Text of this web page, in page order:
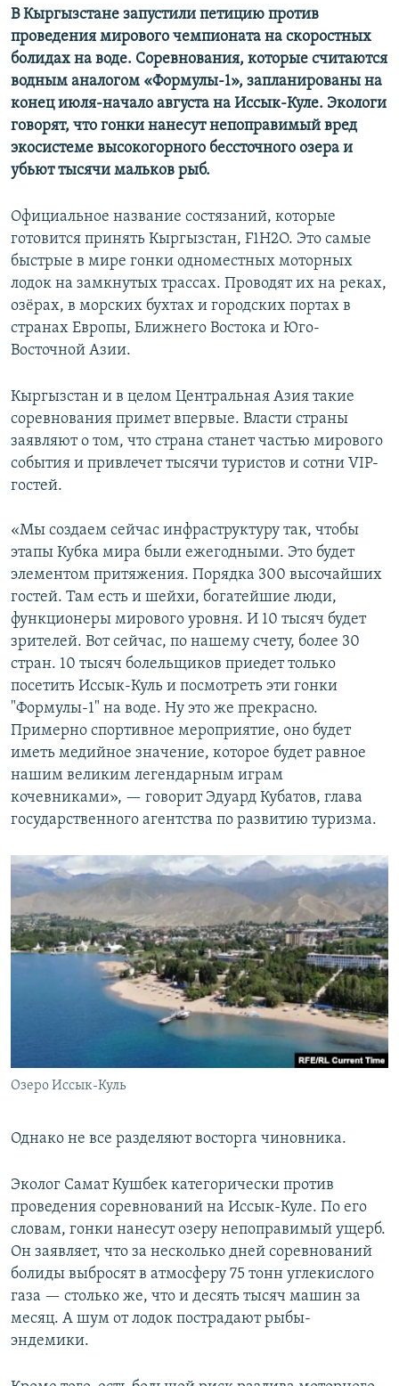
240p
720p 1080p
480p
720p
1080p
В Кыргызстане запустили петицию против
проведения мирового чемпионата на скоростных
болидах на воде. Соревнования, которые считаются
водным аналогом «Формулы-1», запланированы на
конец июля-начало августа на Иссык-Куле. Экологи
говорят, что гонки нанесут непоправимый вред
экосистеме высокогорного бессточного озера и
убьют тысячи мальков рыб.
Официальное название состязаний, которые
готовится принять Кыргызстан, F1H2O. Это самые
быстрые в мире гонки одноместных моторных
лодок на замкнутых трассах. Проводят их на реках,
озёрах, в морских бухтах и городских портах в
странах Европы, Ближнего Востока и Юго-
Восточной Азии.
Кыргызстан и в целом Центральная Азия такие
соревнования примет впервые. Власти страны
заявляют о том, что страна станет частью мирового
события и привлечет тысячи туристов и сотни VIP-
гостей.
«Мы создаем сейчас инфраструктуру так, чтобы
этапы Кубка мира были ежегодными. Это будет
элементом притяжения. Порядка 300 высочайших
гостей. Там есть и шейхи, богатейшие люди,
функционеры мирового уровня. И 10 тысяч будет
зрителей. Вот сейчас, по нашему счету, более 30
стран. 10 тысяч болельщиков приедет только
посетить Иссык-Куль и посмотреть эти гонки
"Формулы-1" на воде. Ну это же прекрасно.
Примерно спортивное мероприятие, оно будет
иметь медийное значение, которое будет равное
нашим великим легендарным играм
кочевниками», — говорит Эдуард Кубатов, глава
государственного агентства по развитию туризма.
Озеро Иссык-Куль
Однако не все разделяют восторга чиновника.
Эколог Самат Кушбек категорически против
проведения соревнований на Иссык-Куле. По его
словам, гонки нанесут озеру непоправимый ущерб.
Он заявляет, что за несколько дней соревнований
болиды выбросят в атмосферу 75 тонн углекислого
газа — столько же, что и десять тысяч машин за
месяц. А шум от лодок пострадают рыбы-
эндемики.